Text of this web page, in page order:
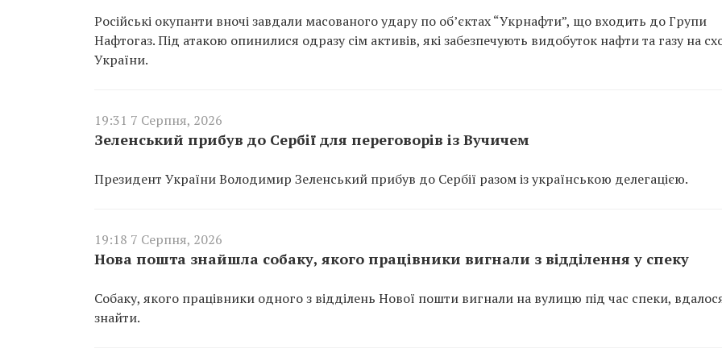
Російські окупанти вночі завдали масованого удару по об’єктах “Укрнафти”, що входить до Групи
Нафтогаз. Під атакою опинилися одразу сім активів, які забезпечують видобуток нафти та газу на
України.
19:31 7 Серпня, 2026
Зеленський прибув до Сербії для переговорів із Вучичем
Президент України Володимир Зеленський прибув до Сербії разом із українською делегацією.
19:18 7 Серпня, 2026
Нова пошта знайшла собаку, якого працівники вигнали з відділення у спеку
Собаку, якого працівники одного з відділень Нової пошти вигнали на вулицю під час спеки,
знайти.